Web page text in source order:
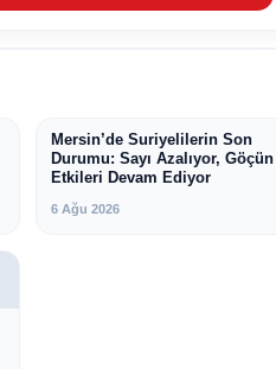
RÖPORTAJ
Mersin’de Suriyelilerin Son
Durumu: Sayı Azalıyor, Göçün
Etkileri Devam Ediyor
6 Ağu 2026